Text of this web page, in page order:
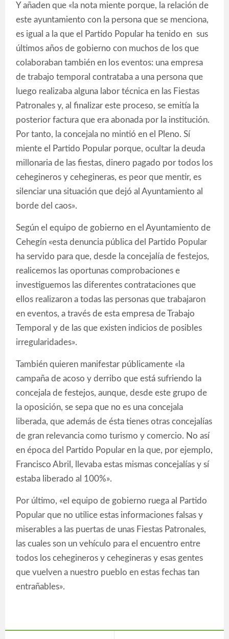
Y añaden que «la nota miente porque, la relación de
este ayuntamiento con la persona que se menciona,
es igual a la que el Partido Popular ha tenido en sus
últimos años de gobierno con muchos de los que
colaboraban también en los eventos: una empresa
de trabajo temporal contrataba a una persona que
luego realizaba alguna labor técnica en las Fiestas
Patronales y, al finalizar este proceso, se emitía la
posterior factura que era abonada por la institución.
Por tanto, la concejala no mintió en el Pleno. Sí
miente el Partido Popular porque, ocultar la deuda
millonaria de las fiestas, dinero pagado por todos los
cehegineros y cehegineras, es peor que mentir, es
silenciar una situación que dejó al Ayuntamiento al
borde del caos».
Según el equipo de gobierno en el Ayuntamiento de
Cehegín «esta denuncia pública del Partido Popular
ha servido para que, desde la concejalía de festejos,
realicemos las oportunas comprobaciones e
investiguemos las diferentes contrataciones que
ellos realizaron a todas las personas que trabajaron
en eventos, a través de esta empresa de Trabajo
Temporal y de las que existen indicios de posibles
irregularidades».
También quieren manifestar públicamente «la
campaña de acoso y derribo que está sufriendo la
concejala de festejos, aunque, desde este grupo de
la oposición, se sepa que no es una concejala
liberada, que además de ésta tienes otras concejalías
de gran relevancia como turismo y comercio. No así
en época del Partido Popular en la que, por ejemplo,
Francisco Abril, llevaba estas mismas concejalías y sí
estaba liberado al 100%».
Por último, «el equipo de gobierno ruega al Partido
Popular que no utilice estas informaciones falsas y
miserables a las puertas de unas Fiestas Patronales,
las cuales son un vehículo para el encuentro entre
todos los cehegineros y cehegineras y esas gentes
que vuelven a nuestro pueblo en estas fechas tan
entrañables».